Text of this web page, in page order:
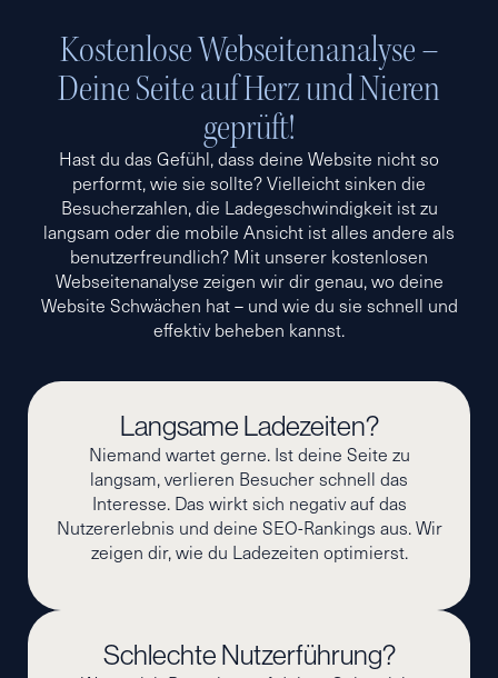
Kostenlose Webseitenanalyse –
Deine Seite auf Herz und Nieren
geprüft!
Hast du das Gefühl, dass deine Website nicht so
performt, wie sie sollte? Vielleicht sinken die
Besucherzahlen, die Ladegeschwindigkeit ist zu
langsam oder die mobile Ansicht ist alles andere als
benutzerfreundlich? Mit unserer kostenlosen
Webseitenanalyse zeigen wir dir genau, wo deine
Website Schwächen hat – und wie du sie schnell und
effektiv beheben kannst.
Langsame Ladezeiten?
Niemand wartet gerne. Ist deine Seite zu
langsam, verlieren Besucher schnell das
Interesse. Das wirkt sich negativ auf das
Nutzererlebnis und deine SEO-Rankings aus. Wir
zeigen dir, wie du Ladezeiten optimierst.
Schlechte Nutzerführung?